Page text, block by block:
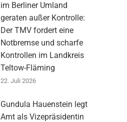
im Berliner Umland
geraten außer Kontrolle:
Der TMV fordert eine
Notbremse und scharfe
Kontrollen im Landkreis
Teltow-Fläming
22. Juli 2026
Gundula Hauenstein legt
Amt als Vizepräsidentin